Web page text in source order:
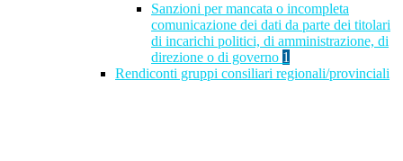
Sanzioni per mancata o incompleta
comunicazione dei dati da parte dei titolari
di incarichi politici, di amministrazione, di
direzione o di governo 1
Rendiconti gruppi consiliari regionali/provinciali